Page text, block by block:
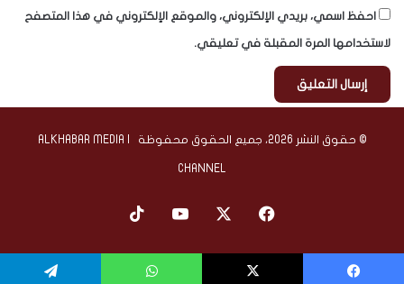
احفظ اسمي، بريدي الإلكتروني، والموقع الإلكتروني في هذا المتصفح
لاستخدامها المرة المقبلة في تعليقي.
© حقوق النشر 2026، جميع الحقوق محفوظة | ALKHABAR MEDIA
CHANNEL
فيسبوك ‫YouTube